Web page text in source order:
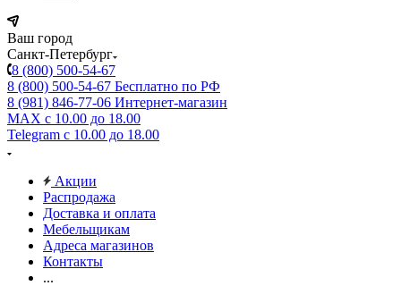
Ваш город
Санкт-Петербург
8 (800) 500-54-67
8 (800) 500-54-67 Бесплатно по РФ
8 (981) 846-77-06 Интернет-магазин
MAX с 10.00 до 18.00
Telegram с 10.00 до 18.00
Акции
Распродажа
Доставка и оплата
Мебельщикам
Адреса магазинов
Контакты
...